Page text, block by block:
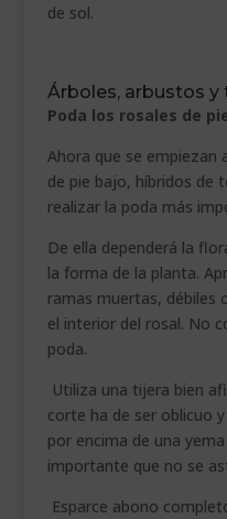
de sol.
Árboles, arbustos y
Poda los rosales de
Ahora que se empiezan
de pie bajo, híbridos de
realizar la poda más
De ella dependerá la
la forma de la planta.
ramas muertas, débiles
el interior del rosal. No
poda.
Utiliza una tijera bien
corte ha de ser oblicuo
por encima de una
importante que no se
Esparce abono